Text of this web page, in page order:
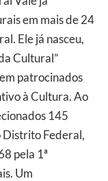
em mais de 24
Ele já nasceu,
Cultural”
patrocinados
à Cultura. Ao
145
Distrito Federal,
pela 1ª
Um